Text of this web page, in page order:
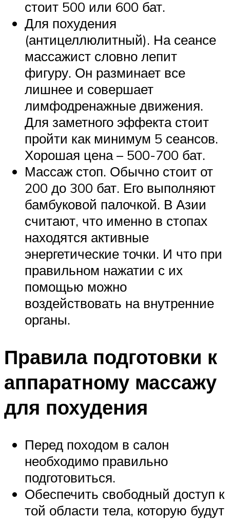
стоит 500 или 600 бат.
Для похудения
(антицеллюлитный). На сеансе
массажист словно лепит
фигуру. Он разминает все
лишнее и совершает
лимфодренажные движения.
Для заметного эффекта стоит
пройти как минимум 5 сеансов.
Хорошая цена – 500-700 бат.
Массаж стоп. Обычно стоит от
200 до 300 бат. Его выполняют
бамбуковой палочкой. В Азии
считают, что именно в стопах
находятся активные
энергетические точки. И что при
правильном нажатии с их
помощью можно
воздействовать на внутренние
органы.
Правила подготовки к
аппаратному массажу
для похудения
Перед походом в салон
необходимо правильно
подготовиться.
Обеспечить свободный доступ к
той области тела, которую будут